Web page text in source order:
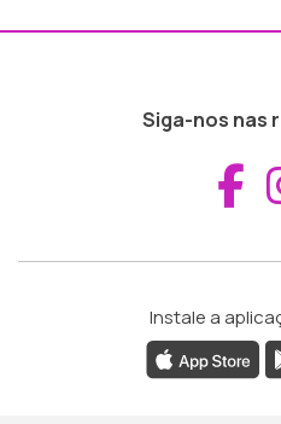
Siga-nos nas
Instale a